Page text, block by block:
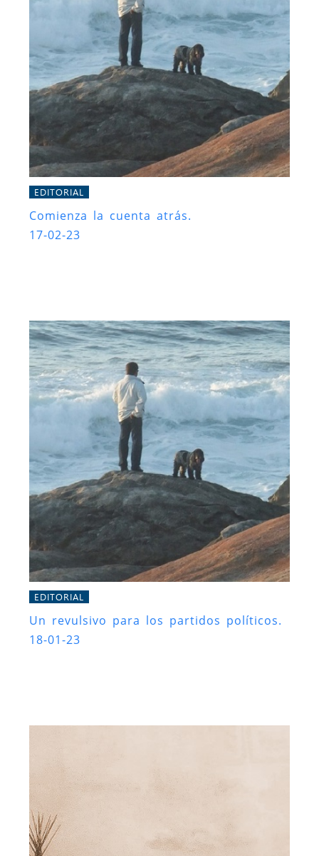
EDITORIAL
Comienza la cuenta atrás.
17-02-23
EDITORIAL
Un revulsivo para los partidos políticos.
18-01-23